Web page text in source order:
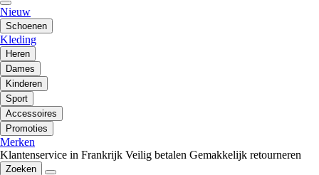
Nieuw
Schoenen
Kleding
Heren
Dames
Kinderen
Sport
Accessoires
Promoties
Merken
Klantenservice in Frankrijk Veilig betalen Gemakkelijk retourneren
Zoeken